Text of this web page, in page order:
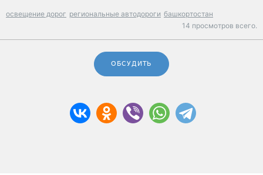
освещение дорог региональные автодороги башкортостан
14 просмотров всего.
ОБСУДИТЬ